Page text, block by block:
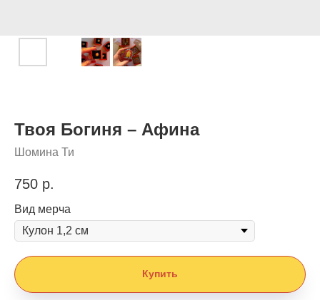
Твоя Богиня – Афина
Шомина Ти
750 р.
Вид мерча
Купить